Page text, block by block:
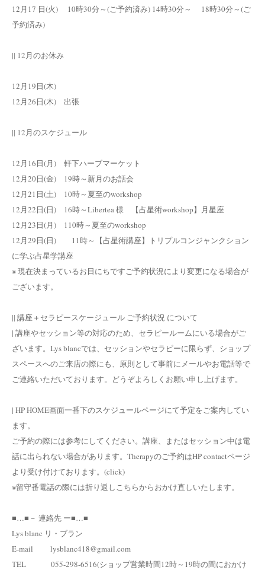
12月17 日(火) 10時30分～(ご予約済み) 14時30分～ 18時30分～(ご
予約済み)
|| 12月のお休み
12月19日(木)
12月26日(木) 出張
|| 12月のスケジュール
12月16日(月) 軒下ハーブマーケット
12月20日(金) 19時～新月のお話会
12月21日(土) 10時～夏至のworkshop
12月22日(日) 16時～Libertea 様 【占星術workshop】月星座
12月23日(月) 110時～夏至のworkshop
12月29日(日) 11時～【占星術講座】トリプルコンジャンクション
に学ぶ占星学講座
※ 現在決まっているお日にちですご予約状況により変更になる場合が
ございます。
|| 講座＋セラピースケージュール ご予約状況 について
| 講座やセッション等の対応のため、セラピールームにいる場合がご
ざいます。Lys blancでは、セッションやセラピーに限らず、ショップ
スペースへのご来店の際にも、原則として事前にメールやお電話等で
ご連絡いただいております。どうぞよろしくお願い申し上げます。
| HP HOME画面一番下のスケジュールページにて予定をご案内してい
ます。
ご予約の際には参考にしてください。講座、またはセッション中は電
話に出られない場合があります。Therapyのご予約はHP contactページ
より受け付けております。(click)
※留守番電話の際には折り返しこちらからおかけ直しいたします。
■…■－ 連絡先 ー■…■
Lys blanc リ・ブラン
E-mail lysblanc418@gmail.com
TEL 055-298-6516(ショップ営業時間12時～19時の間におかけ